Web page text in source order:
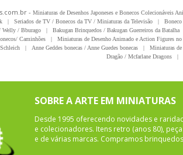
- Miniaturas de Desenhos Japoneses e Bonecos Colecionáveis
| Seriados de TV / Bonecos da TV / Miniaturas da Televisão |
Welly / Bburago
| Bakugan Brinquedos / Bakugan Guerreiros da Batalha
Caminhões
|
Miniaturas de Desenho Animado e Action Figures
| Anne Geddes bonecas / Anne Guedes bonecas |
Miniaturas
Dragão / Mcfarlane Dragons
|
SOBRE A ARTE EM MINIATURAS
Desde 1995 oferecendo novidades e
e colecionadores. Itens retro (anos 80),
e de várias marcas. Compramos